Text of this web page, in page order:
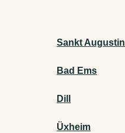
Sankt Augustin
Bad Ems
Dill
Üxheim